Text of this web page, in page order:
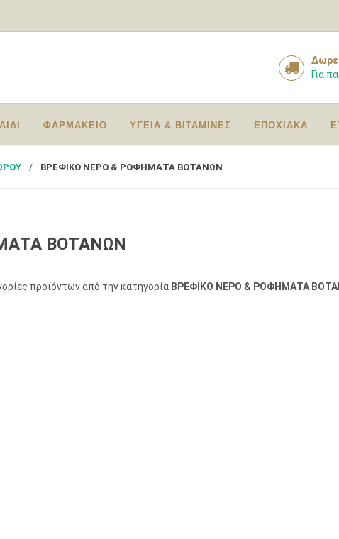
Για
ΦΑΡΜΑΚΕΙΟ ΥΓΕΙΑ & ΒΙΤΑΜΙΝΕΣ ΕΠΟΧΙΑΚΑ
ΒΡΕΦΙΚΟ ΝΕΡΟ & ΡΟΦΗΜΑΤΑ ΒΟΤΑΝΩΝ
ΒΟΤΑΝΩΝ
προϊόντων από την κατηγορία ΒΡΕΦΙΚΟ ΝΕΡΟ & ΡΟΦΗΜΑΤΑ